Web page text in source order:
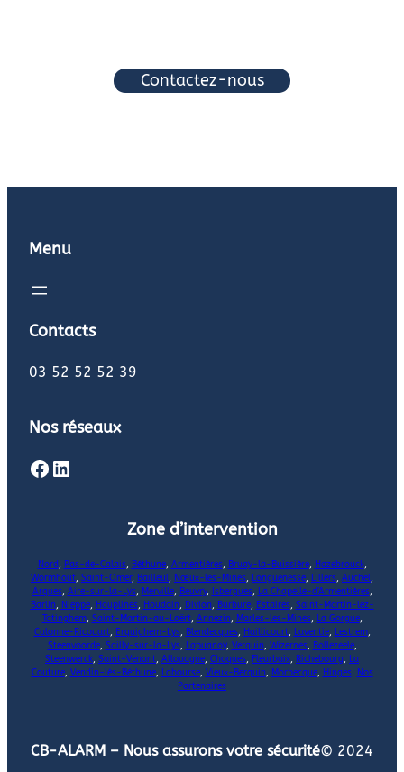
Contactez-nous
Menu
Contacts
03 52 52 52 39
Nos réseaux
Facebook LinkedIn
Zone d’intervention
Nord, Pas-de-Calais, Béthune, Armentières, Bruay-la-Buissière, Hazebrouck,
Wormhout, Saint-Omer, Bailleul, Nœux-les-Mines, Longuenesse, Lillers, Auchel,
Arques, Aire-sur-la-Lys, Merville, Beuvry, Isbergues, La Chapelle-d’Armentières,
Barlin, Nieppe, Houplines, Houdain, Divion, Burbure, Estaires, Saint-Martin-lez-
Tatinghem, Saint-Martin-au-Laërt, Annezin, Marles-les-Mines, La Gorgue,
Calonne-Ricouart, Erquighem-Lys, Blendecques, Haillicourt, Laventie, Lestrem,
Steenvoorde, Sailly-sur-la-Lys, Lapugnoy, Verquin, Wizernes, Bollezeele,
Steenwerck, Saint-Venant, Allouagne, Choques, Fleurbaix, Richebourg, La
Couture, Vendin-lès-Béthune, Labourse, Vieux-Berquin, Morbecque, Hinges. Nos
Partenaires
CB-ALARM – Nous assurons votre sécurité© 2024